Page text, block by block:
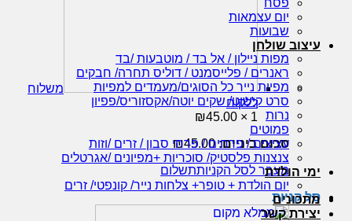
משלוח
ללקוח
1 ×
₪45.00
סכום ביניים:
₪45.00
מעבר לסל הקניותתשלום
סל קניות
פסח
יום עצמאות
שבועות
עיצוב שולחן
מפות ניילון / אל בד / מוטבעות /בד
ראנרים / פלייסמנט / דוליס תחרה/ חבקים
מפיות נייר כל הסוגים/מעמדים למפיות
סרט קישוט/ שקים יוטה/אקסזוריס/פפיון
נרות
פמוטים
עציצים / פרחים / פרחי סבון / זרים /וזות
צנצנות פלסטיק/ סוכריות +מפיונים /אגרטלים
ימי הולדת
יום הולדת + טופר+ צלחות נייר/ קונפטי/ זרים
מתכונים
יצירת קשר